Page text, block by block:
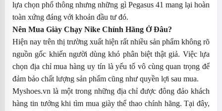
lựa chọn phổ thông nhưng những gì Pegasus 41 mang lại hoàn
toàn xứng đáng với khoản đầu tư đó.
Nên Mua Giày Chạy Nike Chính Hãng Ở Đâu?
Hiện nay trên thị trường xuất hiện rất nhiều sản phẩm không rõ
nguồn gốc khiến người dùng khó phân biệt thật giả. Việc lựa
chọn địa chỉ mua hàng uy tín là yếu tố vô cùng quan trọng để
đảm bảo chất lượng sản phẩm cũng như quyền lợi sau mua.
Myshoes.vn là một trong những địa chỉ được đông đảo khách
hàng tin tưởng khi tìm mua giày thể thao chính hãng. Tại đây,